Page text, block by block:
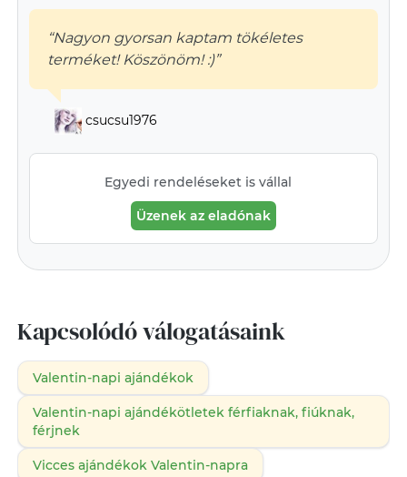
“Nagyon gyorsan kaptam tökéletes
terméket! Köszönöm! :)”
csucsu1976
Egyedi rendeléseket is vállal
Üzenek az eladónak
Kapcsolódó válogatásaink
Valentin-napi ajándékok
Valentin-napi ajándékötletek férfiaknak, fiúknak,
férjnek
Vicces ajándékok Valentin-napra